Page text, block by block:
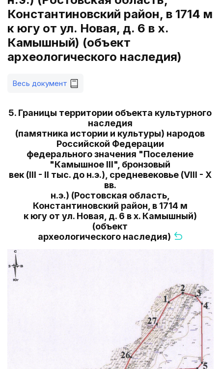
Константиновский район, в 1714 м
к югу от ул. Новая, д. 6 в х.
Камышный) (объект
археологического наследия)
Весь документ
5. Границы территории объекта культурного
наследия
(памятника истории и культуры) народов
Российской Федерации
федерального значения "Поселение
"Камышное III", бронзовый
век (III - II тыс. до н.э.), средневековье (VIII - X
вв.
н.э.) (Ростовская область,
Константиновский район, в 1714 м
к югу от ул. Новая, д. 6 в х. Камышный)
(объект
археологического наследия)